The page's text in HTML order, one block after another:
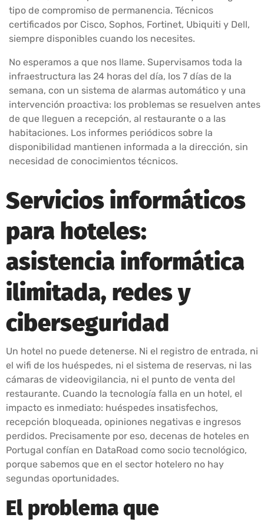
tipo de compromiso de permanencia. Técnicos
certificados por Cisco, Sophos, Fortinet, Ubiquiti y Dell,
siempre disponibles cuando los necesites.
No esperamos a que nos llame. Supervisamos toda la
infraestructura las 24 horas del día, los 7 días de la
semana, con un sistema de alarmas automático y una
intervención proactiva: los problemas se resuelven antes
de que lleguen a recepción, al restaurante o a las
habitaciones. Los informes periódicos sobre la
disponibilidad mantienen informada a la dirección, sin
necesidad de conocimientos técnicos.
Servicios informáticos
para hoteles:
asistencia informática
ilimitada, redes y
ciberseguridad
Un hotel no puede detenerse. Ni el registro de entrada, ni
el wifi de los huéspedes, ni el sistema de reservas, ni las
cámaras de videovigilancia, ni el punto de venta del
restaurante. Cuando la tecnología falla en un hotel, el
impacto es inmediato: huéspedes insatisfechos,
recepción bloqueada, opiniones negativas e ingresos
perdidos. Precisamente por eso, decenas de hoteles en
Portugal confían en DataRoad como socio tecnológico,
porque sabemos que en el sector hotelero no hay
segundas oportunidades.
El problema que